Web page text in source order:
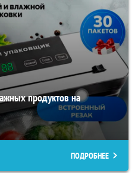
продуктов на
ПОДРОБНЕЕ